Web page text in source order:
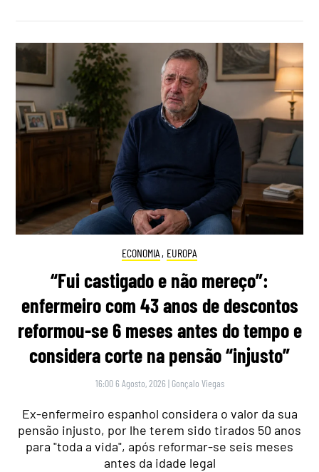
ECONOMIA , EUROPA
“Fui castigado e não mereço”:
enfermeiro com 43 anos de descontos
reformou-se 6 meses antes do tempo e
considera corte na pensão “injusto”
16:00 6 Agosto, 2026 | Gonçalo Viegas
Ex-enfermeiro espanhol considera o valor da sua
pensão injusto, por lhe terem sido tirados 50 anos
para "toda a vida", após reformar-se seis meses
antes da idade legal